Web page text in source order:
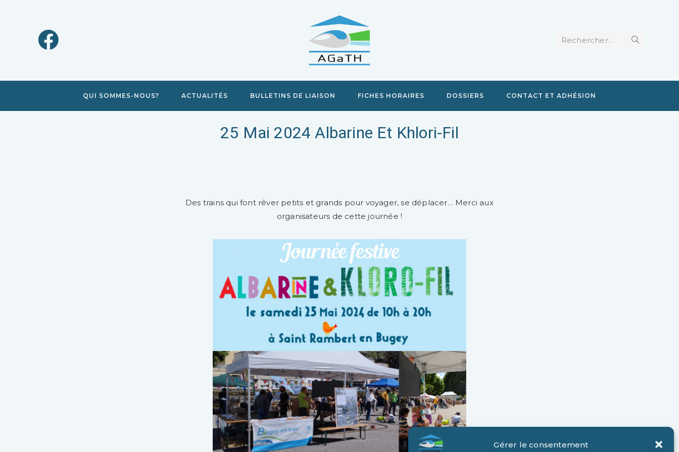
Gérer le consentement
Rechercher…
QUI SOMMES-NOUS? ACTUALITÉS BULLETINS DE LIAISON FICHES HORAIRES DOSSIERS CONTACT ET ADHÉSION
25 Mai 2024 Albarine Et Khlori-Fil​
Des trains qui font rêver petits et grands pour voyager, se déplacer… Merci aux
organisateurs de cette journée !